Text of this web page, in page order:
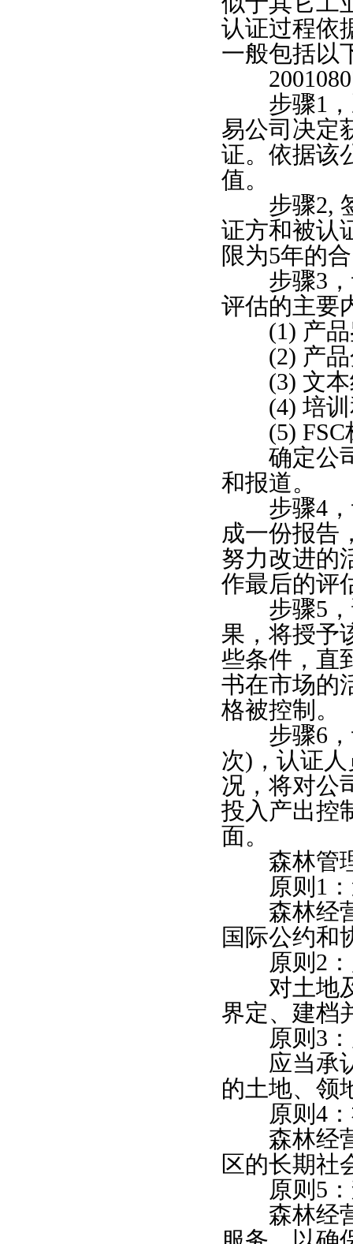
认证过程依
一般包括以
步骤1，
易公司决定
证。依据该
值。
步骤2, 签
证方和被认
限为5年的
步骤3，
评估的主要
(1) 产品
(2) 产品
(3) 文本
(4) 培训
(5) FSC
确定公司
和报道。
步骤4，
成一份报告
努力改进的
作最后的评
步骤5，
果，将授予
些条件，直
书在市场的
格被控制。
步骤6，
次)，认证
况，将对公
投入产出控
面。
森林管理
原则1：
森林经营
国际公约和
原则2：
对土地及
界定、建档
原则3：
应当承认
的土地、领
原则4：
森林经营
区的长期社
原则5：
森林经营